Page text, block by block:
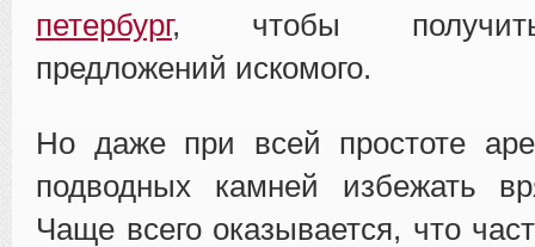
петербург, чтобы
предложений искомого.
Но даже при всей простоте
подводных камней избежать
Чаще всего оказывается, что